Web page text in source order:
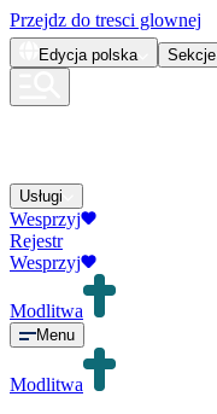
Przejdz do tresci glownej
Edycja polska Sekcje
Usługi
Wesprzyj
Rejestr
Wesprzyj
Modlitwa
Menu
Modlitwa